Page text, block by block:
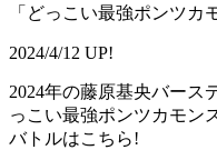
「どっこい最強ポンツ
2024/4/12 UP!
2024年の藤原基央バース
っこい最強ポンツカモン
バトルはこちら!